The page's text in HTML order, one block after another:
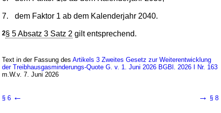
7. dem Faktor 1 ab dem Kalenderjahr 2040.
2§ 5 Absatz 3 Satz 2 gilt entsprechend.
Text in der Fassung desArtikels 3 Zweites Gesetz zur Weiterentwicklung
der Treibhausgasminderungs-Quote G. v. 1. Juni 2026 BGBl. 2026 I Nr. 163
m.W.v. 7. Juni 2026
§ 6 ← → § 8